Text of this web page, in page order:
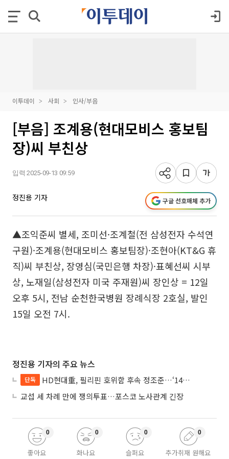
이투데이 사회 인사/부음
[부음] 조계용(현대모비스 홍보팀
장)씨 부친상
입력 2025-09-13 09:59
정진용 기자 구글 선호매체 추가
▲조익준씨 별세, 조미선·조계철(전 삼성전자 수석연
구원)·조계용(현대모비스 홍보팀장)·조현아(KT&G 휴
직)씨 부친상, 장영심(국민은행 차장)·표혜선씨 시부
상, 노재일(삼성전자 미국 주재원)씨 장인상 = 12일
오후 5시, 전남 순천한국병원 장례식장 2호실, 발인
15일 오전 7시.
정진용 기자의 주요 뉴스
단독
HD현대重, 필리핀 호위함 후속 정조준…‘14척+α’ 싹쓸이 노린다
교섭 세 차례 만에 쟁의투표…포스코 노사관계 긴장
좋아요
0
화나요
0
슬퍼요
0
추가취재 원해요
0